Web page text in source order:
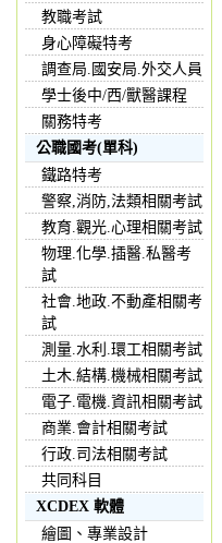
教職考試
身心障礙特考
調查局.國安局.外交人員
學士後中/西/獸醫課程
關務特考
公職國考(單科)
鐵路特考
警察,消防,法類相關考試
教育.觀光.心理相關考試
物理.化學.插醫.私醫考
試
社會.地政.不動產相關考
試
測量.水利.環工相關考試
土木.結構.機械相關考試
電子.電機.資訊相關考試
商業.會計相關考試
行政.司法相關考試
共同科目
XCDEX 軟體
繪圖、專業設計